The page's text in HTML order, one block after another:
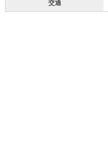
交通